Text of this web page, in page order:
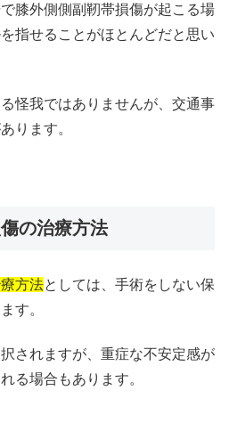
膝外側側副靭帯損傷が起こる場
指せることがほとんどだと思い
怪我ではありませんが、交通事
ります。
の治療方法
方法としては、手術をしない保
す。
されますが、重症な不安定感が
る場合もあります。